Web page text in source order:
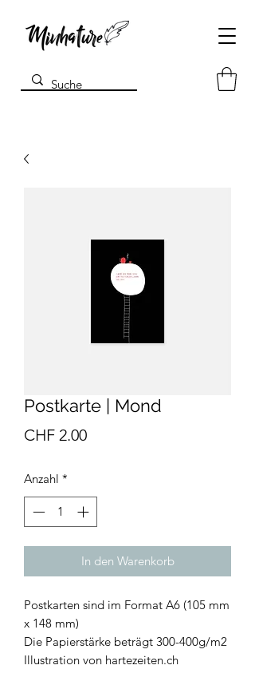
Postkarte | Mond
CHF 2.00Preis
Anzahl *
In den Warenkorb
Postkarten sind im Format A6 (105 mm
x 148 mm)
Die Papierstärke beträgt 300-400g/m2
Illustration von hartezeiten.ch